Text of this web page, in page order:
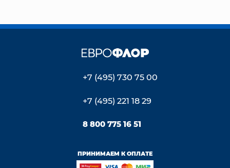
+7 (495) 730 75 00
+7 (495) 221 18 29
8 800 775 16 51
ПРИНИМАЕМ К ОПЛАТЕ